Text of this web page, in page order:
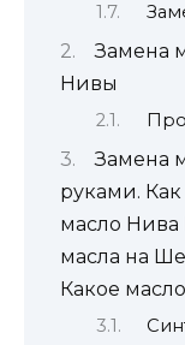
Замена
Нивы
Замена
руками. Как
масло Нива
масла на
Какое